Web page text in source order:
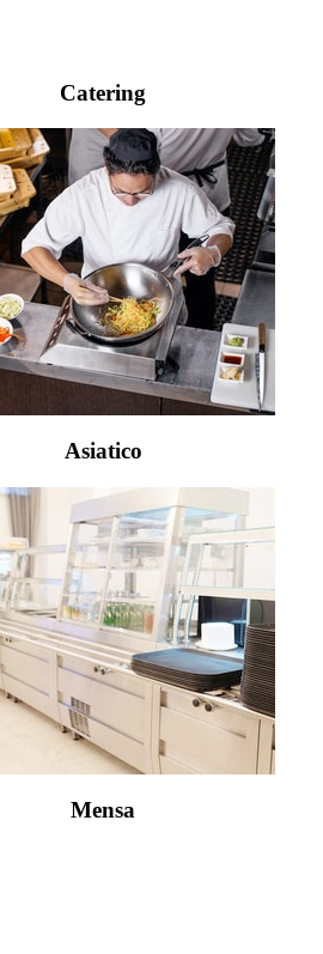
Catering
Asiatico
Mensa